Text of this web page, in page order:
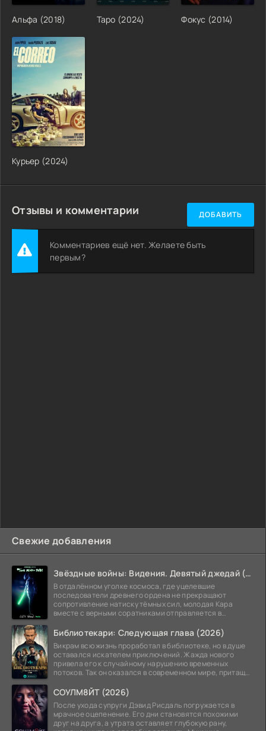
Свежие добавления
Звёздные войны: Видения. Девятый джедай (2026)
В отдалённом уголке космоса, где уцелевшие
последователи древнего ордена не прекращают
сопротивление натиску тёмных сил, молодая Кара
вместе с верными соратниками отправляется в
Библиотекари: Следующая глава (2026)
Викрам всю жизнь проработал в библиотеке, но в душе
оставался искателем приключений. Жажда нового
привела его к случайному нарушению временных
потоков. Так он оказался в современном мире, притащив
СОУЛМ8ЙТ (2026)
После ухода супруги Дэвид Рисдаль погружается в
мрачное оцепенение. Его дни становятся похожими
друг на друга, а утрата оставляет глубокую рану,
Альфа (2018) Таро (2024) Фокус (2014)
Курьер (2024)
Отзывы и комментарии ДОБАВИТЬ
Комментариев ещё нет. Желаете быть
первым?